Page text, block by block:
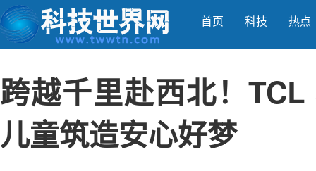
首页 科技 热点
跨越千里赴西北！
儿童筑造安心好梦